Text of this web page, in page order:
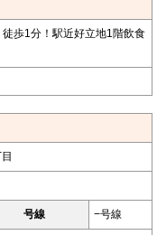
歩1分！駅近好立地1階飲食
号線 −号線